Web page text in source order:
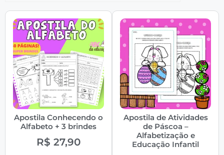
Apostila Conhecendo o
Alfabeto + 3 brindes
R$ 27,90
Apostila de Atividades
de Páscoa –
Alfabetização e
Educação Infantil